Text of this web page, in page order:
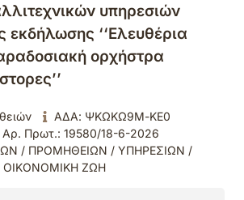
υπηρεσιών
εκδήλωσης ‘‘Ελευθέρια
ορχήστρα
ΑΔΑ: ΨΚΩΚΩ9Μ-ΚΕ0
Αρ. Πρωτ.: 19580/18-6-2026
/ ΠΡΟΜΗΘΕΙΩΝ / ΥΠΗΡΕΣΙΩΝ /
ΟΙΚΟΝΟΜΙΚΗ ΖΩΗ